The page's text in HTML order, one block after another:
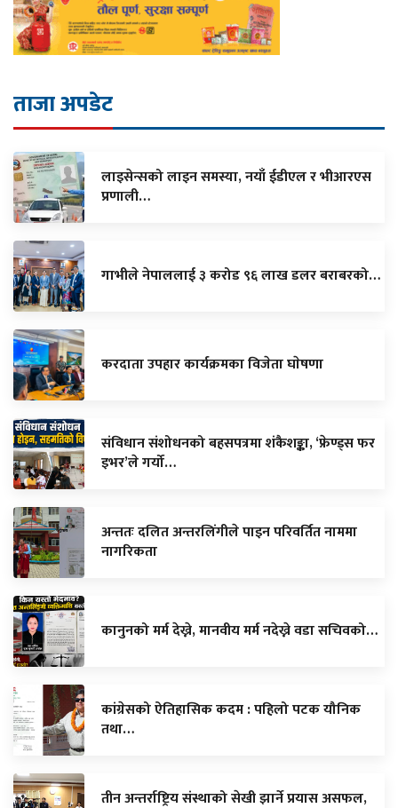
ताजा अपडेट
लाइसेन्सको लाइन समस्या, नयाँ ईडीएल र भीआरएस
प्रणाली…
गाभीले नेपाललाई ३ करोड ९६ लाख डलर बराबरको…
करदाता उपहार कार्यक्रमका विजेता घाेषणा
संविधान संशोधनको बहसपत्रमा शंकैशङ्का, ‘फ्रेण्ड्स फर
इभर’ले गर्यो…
अन्ततः दलित अन्तरलिंगीले पाइन परिवर्तित नाममा
नागरिकता
कानुनको मर्म देख्ने, मानवीय मर्म नदेख्ने वडा सचिवको…
कांग्रेसको ऐतिहासिक कदम : पहिलो पटक यौनिक
तथा…
तीन अन्तर्राष्ट्रिय संस्थाको सेखी झार्ने प्रयास असफल,